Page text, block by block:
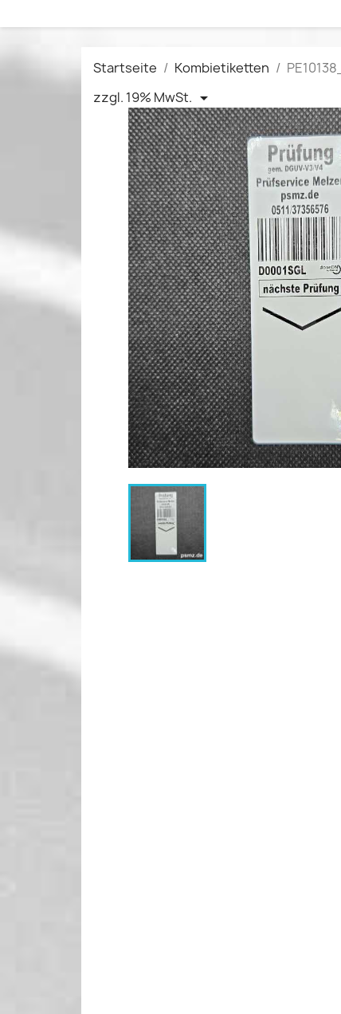
Startseite Kombietiketten
zzgl. 19% MwSt. 